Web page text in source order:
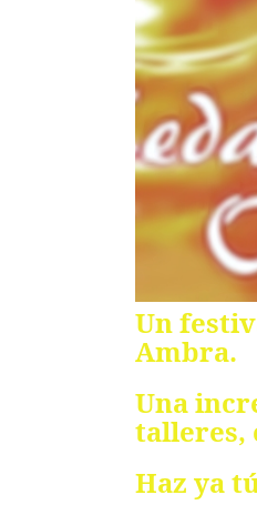
Un
Ambra.
Una
talleres,
Haz ya